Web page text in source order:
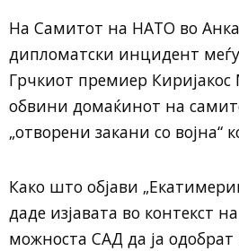
На Самитот на НАТО во
дипломатски инцидент
Грчкиот премиер
обвини домаќинот на
„отворени закани со војна“
Како што објави
даде изјавата во контекст
можноста САД да ја